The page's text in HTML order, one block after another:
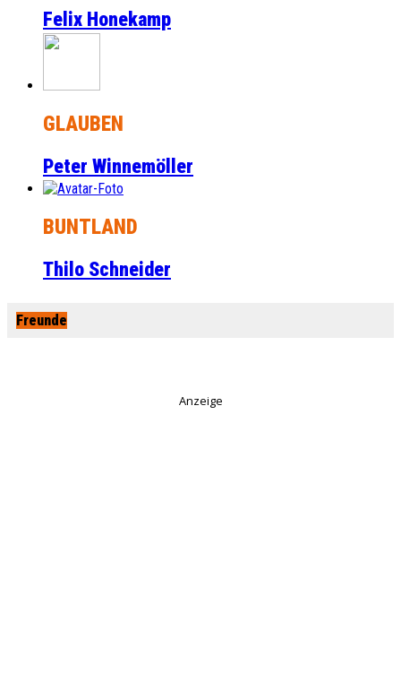
Felix Honekamp
GLAUBEN
Peter Winnemöller
BUNTLAND
Thilo Schneider
Freunde
Anzeige